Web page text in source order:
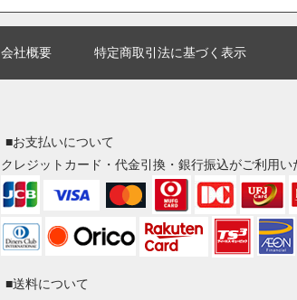
会社概要 特定商取引法に基づく表示
■お支払いについて
クレジットカード・代金引換・銀行振込がご利用い
■送料について